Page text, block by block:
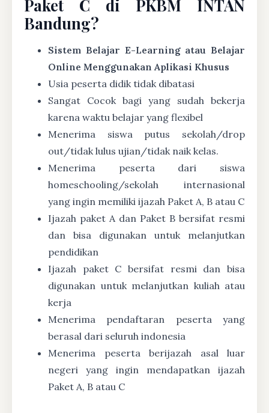
Paket C di PKBM INTAN
Bandung?
Sistem Belajar E-Learning atau Belajar
Online Menggunakan Aplikasi Khusus
Usia peserta didik tidak dibatasi
Sangat Cocok bagi yang sudah bekerja
karena waktu belajar yang flexibel
Menerima siswa putus sekolah/drop
out/tidak lulus ujian/tidak naik kelas.
Menerima peserta dari siswa
homeschooling/sekolah internasional
yang ingin memiliki ijazah Paket A, B atau C
Ijazah paket A dan Paket B bersifat resmi
dan bisa digunakan untuk melanjutkan
pendidikan
Ijazah paket C bersifat resmi dan bisa
digunakan untuk melanjutkan kuliah atau
kerja
Menerima pendaftaran peserta yang
berasal dari seluruh indonesia
Menerima peserta berijazah asal luar
negeri yang ingin mendapatkan ijazah
Paket A, B atau C